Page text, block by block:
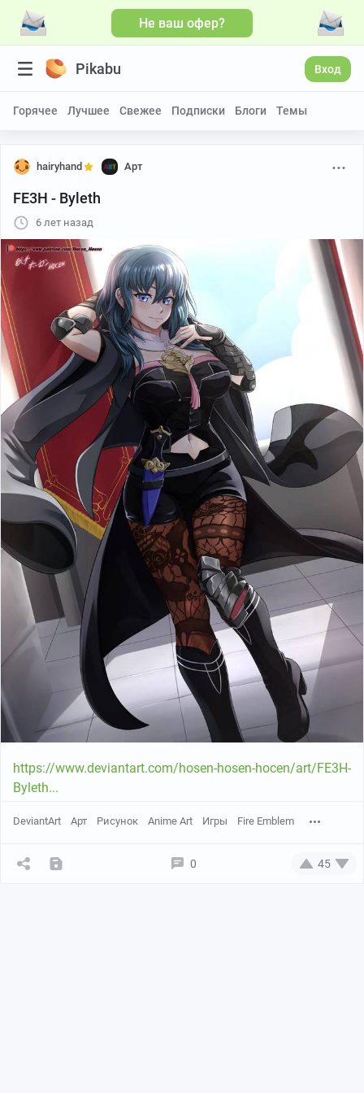
Не ваш офер?
Pikabu Вход
Горячее Лучшее Свежее Подписки Блоги Темы
hairyhand Арт
FE3H - Byleth
6 лет назад
https://www.deviantart.com/hosen-hosen-hocen/art/FE3H-
Byleth...
DeviantArt Арт Рисунок Anime Art Игры Fire Emblem
0 45